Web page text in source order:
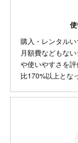
購入・レンタル
月額費などもな
や使いやすさを
比170%以上とな